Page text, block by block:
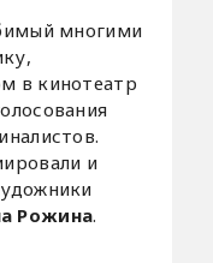
многими
в кинотеатр
и
Рожина.